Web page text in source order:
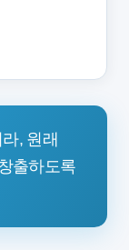
, 원래
출하도록